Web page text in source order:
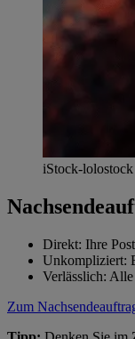
iStock-lolostock
Direkt: Ihre
Unkompliziert:
Verlässlich:
Zum